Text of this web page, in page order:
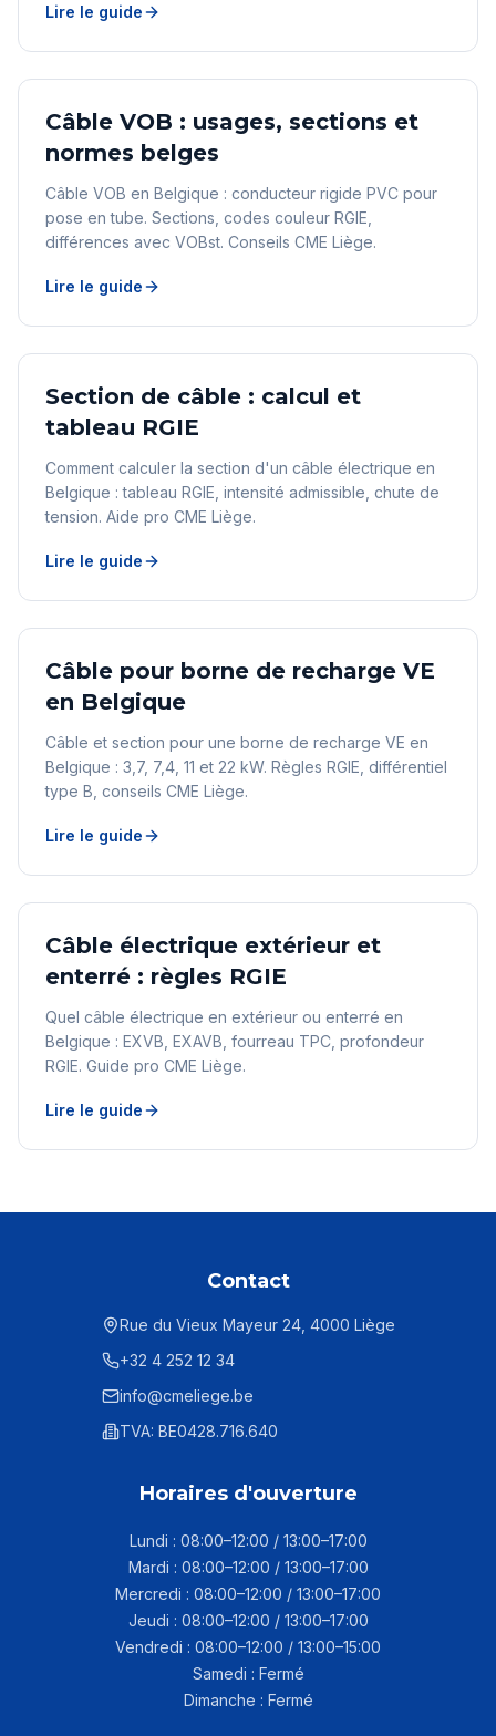
Lire le guide
Câble VOB : usages, sections et
normes belges
Câble VOB en Belgique : conducteur rigide PVC pour
pose en tube. Sections, codes couleur RGIE,
différences avec VOBst. Conseils CME Liège.
Lire le guide
Section de câble : calcul et
tableau RGIE
Comment calculer la section d'un câble électrique en
Belgique : tableau RGIE, intensité admissible, chute de
tension. Aide pro CME Liège.
Lire le guide
Câble pour borne de recharge VE
en Belgique
Câble et section pour une borne de recharge VE en
Belgique : 3,7, 7,4, 11 et 22 kW. Règles RGIE, différentiel
type B, conseils CME Liège.
Lire le guide
Câble électrique extérieur et
enterré : règles RGIE
Quel câble électrique en extérieur ou enterré en
Belgique : EXVB, EXAVB, fourreau TPC, profondeur
RGIE. Guide pro CME Liège.
Lire le guide
Contact
Rue du Vieux Mayeur 24, 4000 Liège
+32 4 252 12 34
info@cmeliege.be
TVA: BE0428.716.640
Horaires d'ouverture
Lundi : 08:00–12:00 / 13:00–17:00
Mardi : 08:00–12:00 / 13:00–17:00
Mercredi : 08:00–12:00 / 13:00–17:00
Jeudi : 08:00–12:00 / 13:00–17:00
Vendredi : 08:00–12:00 / 13:00–15:00
Samedi : Fermé
Dimanche : Fermé